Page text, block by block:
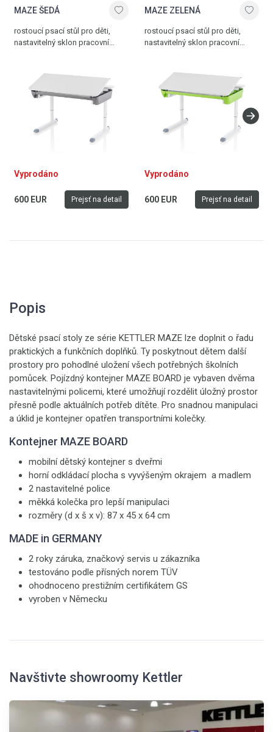
MAZE ŠEDÁ
rostoucí psací stůl pro děti,
nastavitelný sklon pracovní
integrovaný box na kabely,
transportní kolečka, deska bílá
– šedá, vyroben v Německu
Vyprodáno
600 EUR Prejsť na detail
MAZE ZELENÁ
rostoucí psací stůl pro děti,
nastavitelný sklon pracovní
integrovaný box na kabely,
transportní kolečka, deska bílá
– zelená, vyroben v Německu
Vyprodáno
600 EUR Prejsť na detail
Popis
Dětské psací stoly ze série KETTLER MAZE lze doplnit o řadu
praktických a funkčních doplňků. Ty poskytnout dětem další
prostory pro pohodlné uložení všech potřebných školních
pomůcek. Pojízdný kontejner MAZE BOARD je vybaven dvěma
nastavitelnými policemi, které umožňují rozdělit úložný prostor
přesně podle aktuálních potřeb dítěte. Pro snadnou manipulaci
a úklid je kontejner opatřen transportními kolečky.
Kontejner MAZE BOARD
mobilní dětský kontejner s dveřmi
horní odkládací plocha s vyvýšeným okrajem a madlem
2 nastavitelné police
měkká kolečka pro lepší manipulaci
rozměry (d x š x v): 87 x 45 x 64 cm
MADE in GERMANY
2 roky záruka, značkový servis u zákazníka
testováno podle přísných norem TÜV
ohodnoceno prestižním certifikátem GS
vyroben v Německu
Navštivte showroomy Kettler